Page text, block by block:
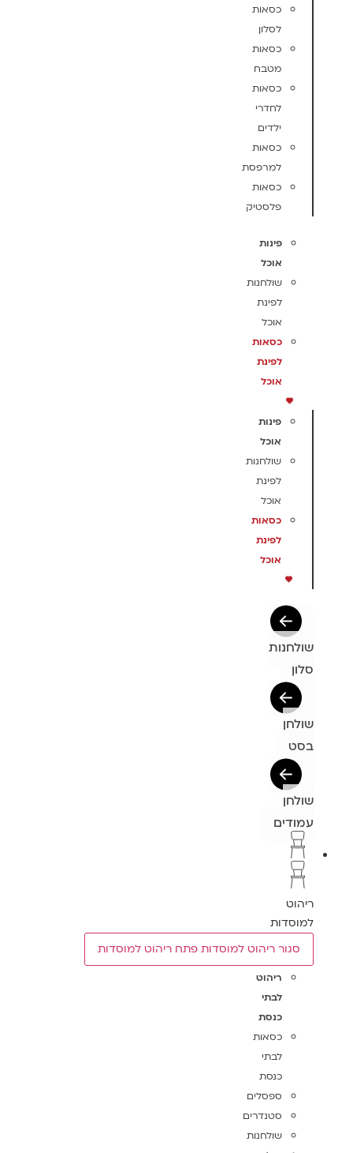
כסאות
לסלון
כסאות
מטבח
כסאות
לחדרי
ילדים
כסאות
למרפסת
כסאות
פלסטיק
פינות
אוכל
שולחנות
לפינת
אוכל
כסאות
לפינת
אוכל
פינות
אוכל
שולחנות
לפינת
אוכל
כסאות
לפינת
אוכל
שולחנות
סלון
שולחן
בסט
שולחן
עמודים
ריהוט
למוסדות
סגור ריהוט למוסדות פתח ריהוט למוסדות
ריהוט
לבתי
כנסת
כסאות
לבתי
כנסת
ספסלים
סטנדרים
שולחנות